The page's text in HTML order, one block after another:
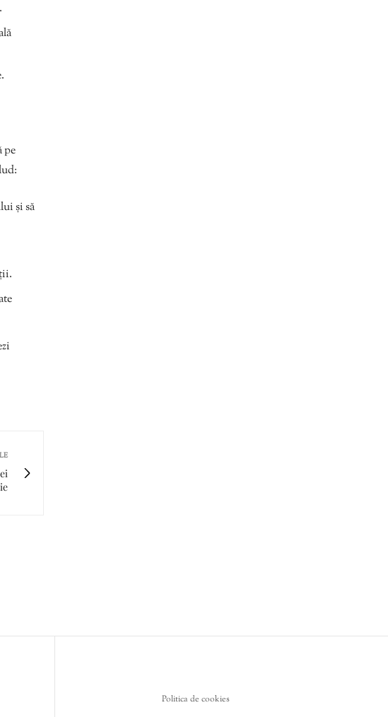
pe
și să
Politica de cookies